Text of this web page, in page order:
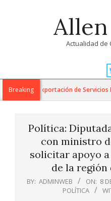
Actualidad de
Navigation
MenuBreaking
para la Exportación de Servicios
Política:
con ministro
solicitar apoyo
de la región
BY: ADMINWEB ON: 8
POLÍTICA